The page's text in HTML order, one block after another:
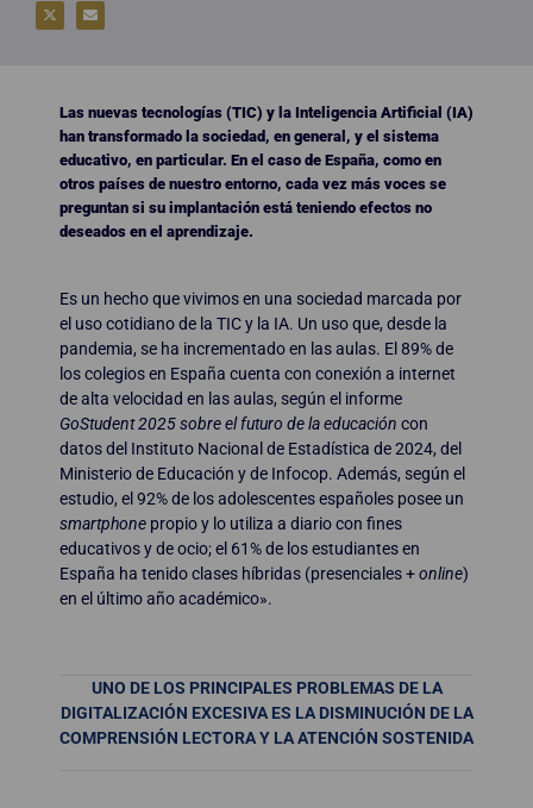
Las nuevas tecnologías (TIC) y la Inteligencia Artificial (IA)
han transformado la sociedad, en general, y el sistema
educativo, en particular. En el caso de España, como en
otros países de nuestro entorno, cada vez más voces se
preguntan si su implantación está teniendo efectos no
deseados en el aprendizaje.
Es un hecho que vivimos en una sociedad marcada por
el uso cotidiano de la TIC y la IA. Un uso que, desde la
pandemia, se ha incrementado en las aulas. El 89% de
los colegios en España cuenta con conexión a internet
de alta velocidad en las aulas, según el informe
GoStudent 2025 sobre el futuro de la educación con
datos del Instituto Nacional de Estadística de 2024, del
Ministerio de Educación y de Infocop. Además, según el
estudio, el 92% de los adolescentes españoles posee un
smartphone propio y lo utiliza a diario con fines
educativos y de ocio; el 61% de los estudiantes en
España ha tenido clases híbridas (presenciales +online)
en el último año académico».
UNO DE LOS PRINCIPALES PROBLEMAS DE LA
DIGITALIZACIÓN EXCESIVA ES LA DISMINUCIÓN DE LA
COMPRENSIÓN LECTORA Y LA ATENCIÓN SOSTENIDA